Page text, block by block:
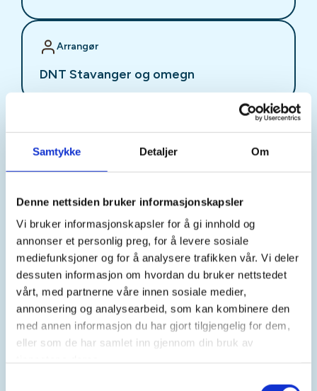
Samtykke Detaljer Om
Denne nettsiden bruker informasjonskapsler
Vi bruker informasjonskapsler for å gi innhold og
annonser et personlig preg, for å levere sosiale
mediefunksjoner og for å analysere trafikken vår. Vi deler
dessuten informasjon om hvordan du bruker nettstedet
vårt, med partnerne våre innen sosiale medier,
annonsering og analysearbeid, som kan kombinere den
med annen informasjon du har gjort tilgjengelig for dem,
eller som de har samlet inn gjennom din bruk av
Arrangør
DNT Stavanger og omegn
Torkel Reinertsen
https://98681990
Torkel.reinertsen@dnt.no
Ukens onsdagstur er Skeieturen!
Her kan du lese mer om Skeieturen
Turleder/turledere: Knut Sellevold og Anne Paulsen
Frammøte, sted og tid:
Vi møtes ved Hundvåghallen kl.